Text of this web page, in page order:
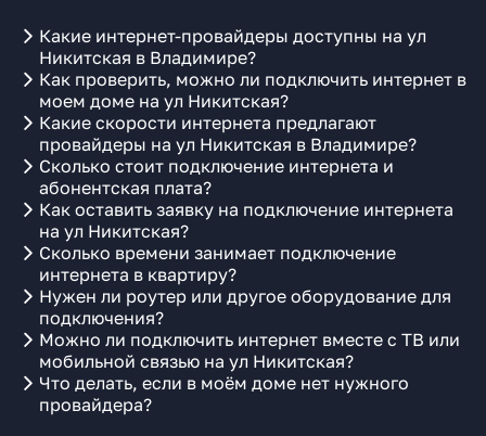
Какие интернет-провайдеры доступны на ул
Никитская в Владимире?
Как проверить, можно ли подключить интернет в
моем доме на ул Никитская?
Какие скорости интернета предлагают
провайдеры на ул Никитская в Владимире?
Сколько стоит подключение интернета и
абонентская плата?
Как оставить заявку на подключение интернета
на ул Никитская?
Сколько времени занимает подключение
интернета в квартиру?
Нужен ли роутер или другое оборудование для
подключения?
Можно ли подключить интернет вместе с ТВ или
мобильной связью на ул Никитская?
Что делать, если в моём доме нет нужного
провайдера?